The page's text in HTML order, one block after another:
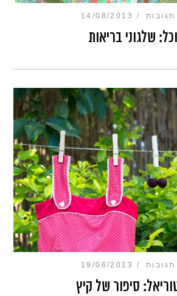
תגובות 14/08/2013
שלגוני בריאות
תגובות 19/06/2013
סיפור של קיץ